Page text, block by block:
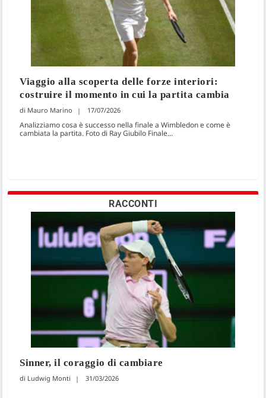
Viaggio alla scoperta delle forze interiori:
costruire il momento in cui la partita cambia
Mauro Marino 17/07/2026
Analizziamo cosa è successo nella finale a Wimbledon e come è
cambiata la partita. Foto di Ray Giubilo Finale...
RACCONTI
Sinner, il coraggio di cambiare
Ludwig Monti 31/03/2026